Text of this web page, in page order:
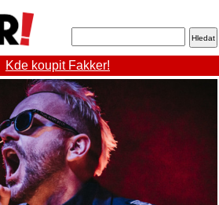
Kde koupit Fakker!